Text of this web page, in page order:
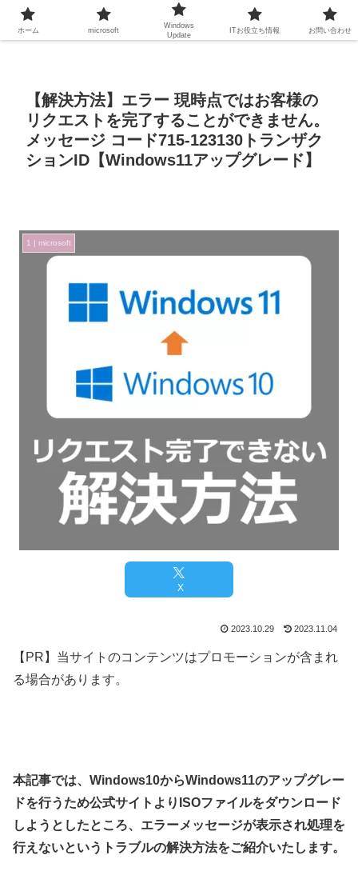
【解決方法】エラー 現時点ではお客様の
リクエストを完了することができません。
メッセージ コード715-123130トランザク
ションID【Windows11アップグレード】
1 | microsoft
X
2023.10.29 2023.11.04
【PR】当サイトのコンテンツはプロモーションが含まれ
る場合があります。
本記事では、Windows10からWindows11のアップグレー
ドを行うため公式サイトよりISOファイルをダウンロード
しようとしたところ、エラーメッセージが表示され処理を
行えないというトラブルの解決方法をご紹介いたします。
ホーム microsoft
Windows
Update
ITお役立ち情報 お問い合わせ